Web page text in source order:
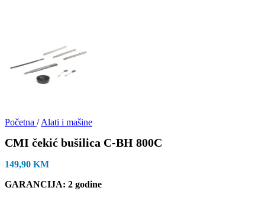
Početna / Alati i mašine
CMI čekić bušilica C-BH 800C
149,90 KM
GARANCIJA: 2 godine